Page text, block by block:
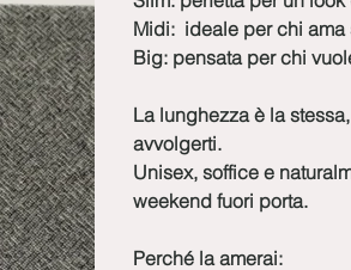
Midi: ideale per chi
Big: pensata per chi
La lunghezza è la
avvolgerti.
Unisex, soffice e
weekend fuori porta.
Perché la amerai: